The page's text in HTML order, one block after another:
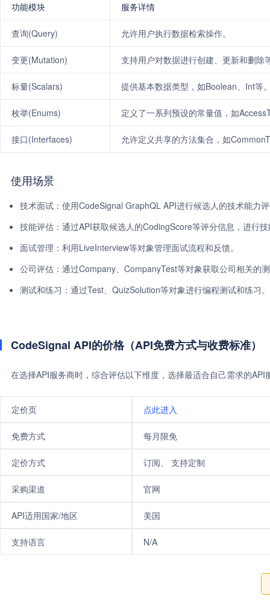
功能模块 服务详情
查询(Query) 允许用户执行数据检索操作。
变更(Mutation) 支持用户对数据进行创建、更新和删除
标量(Scalars) 提供基本数据类型，如Boolean、Int等
枚举(Enums) 定义了一系列预设的常量值，如
接口(Interfaces) 允许定义共享的方法集合，如
使用场景
技术面试：使用CodeSignal GraphQL API进行候选人的技术能力
技能评估：通过API获取候选人的CodingScore等评分信息，进行
面试管理：利用LiveInterview等对象管理面试流程和反馈。
公司评估：通过Company、CompanyTest等对象获取公司相关的
测试和练习：通过Test、QuizSolution等对象进行编程测试和练习。
CodeSignal API的价格（API免费方式与收费标准）
在选择API服务商时，综合评估以下维度，选择最适合自己需求的
定价页 点此进入
免费方式 每月限免
定价方式 订阅、 支持定制
采购渠道 官网
API适用国家/地区 美国
支持语言 N/A